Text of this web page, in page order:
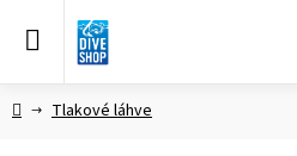
DomůTlakové láhve